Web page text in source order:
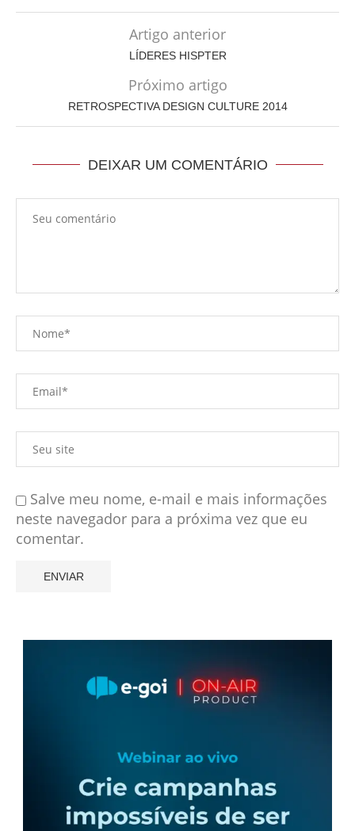
Artigo anterior
LÍDERES HISPTER
Próximo artigo
RETROSPECTIVA DESIGN CULTURE 2014
DEIXAR UM COMENTÁRIO
Salve meu nome, e-mail e mais informações
neste navegador para a próxima vez que eu
comentar.